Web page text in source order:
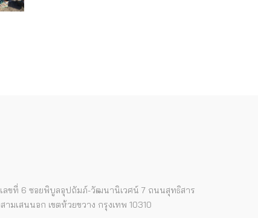
เลขที่ 6 ซอยพิบูลอุปถัมภ์-วัฒนานิเวศน์ 7 ถนนสุทธิสาร
ามเสนนอก เขตห้วยขวาง กรุงเทพ 10310